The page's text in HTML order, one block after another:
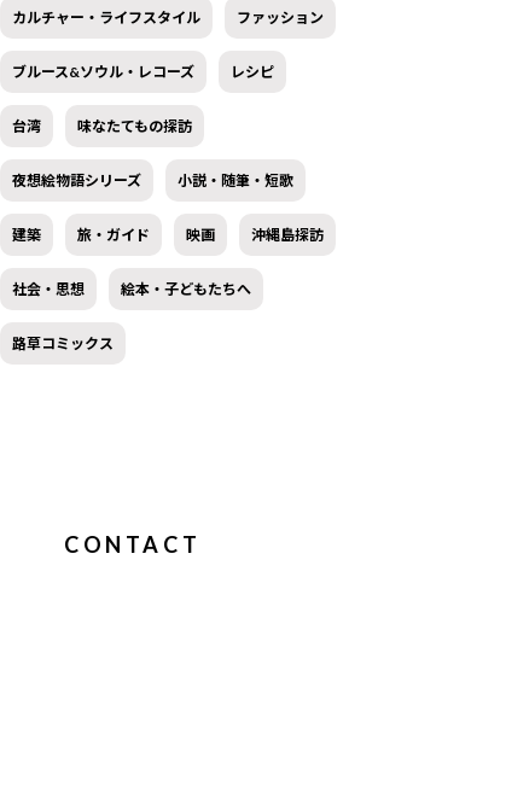
カルチャー・ライフスタイル ファッション
ブルース&ソウル・レコーズ レシピ
台湾 味なたてもの探訪
夜想絵物語シリーズ 小説・随筆・短歌
建築 旅・ガイド 映画 沖縄島探訪
社会・思想 絵本・子どもたちへ
路草コミックス
CONTACT